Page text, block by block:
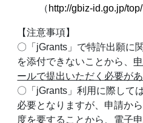
（ http://gbiz-id.go.jp/top/
【注意事項】
〇「jGrants」で特許出願に
を添付できないことから、
ールで提出いただく必要があ
〇「jGrants」利用に際して
必要となりますが、申請か
度を要することから、電子